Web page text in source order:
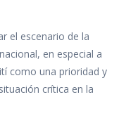
el escenario de la
en especial a
como una prioridad y
crítica en la